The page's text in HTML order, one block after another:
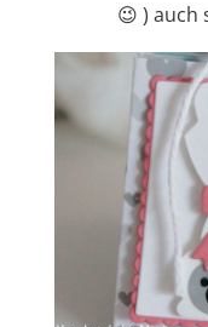
😉 ) auch